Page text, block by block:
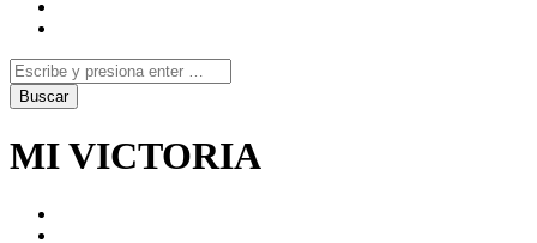
MI VICTORIA